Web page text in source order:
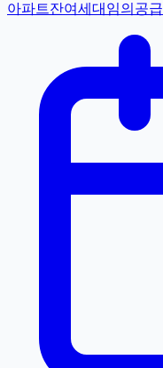
아파트잔여세대 임의공급